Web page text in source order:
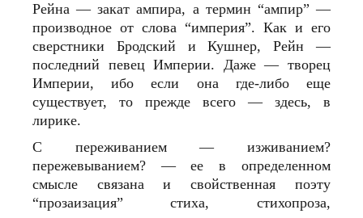
Рейна — закат ампира, а термин “ампир” —
производное от слова “империя”. Как и его
сверстники Бродский и Кушнер, Рейн —
последний певец Империи. Даже — творец
Империи, ибо если она где-либо еще
существует, то прежде всего — здесь, в
лирике.
С переживанием — изживанием?
пережевыванием? — ее в определенном
смысле связана и свойственная поэту
“прозаизация” стиха, стихопроза,